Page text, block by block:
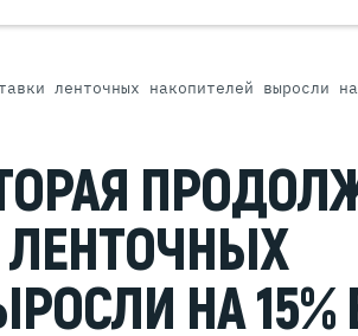
Все Серверы
Tower Серверы
Российские Серверы
Б/У Серверы (Refurbished)
Blade Серверы
ленточных накопителей выросли
НА 15%